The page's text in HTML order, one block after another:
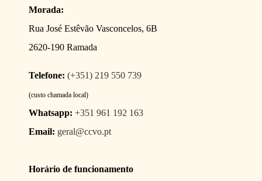
Morada:
Rua José Estêvão Vasconcelos, 6B
2620-190 Ramada
Telefone: (+351) 219 550 739
(custo chamada local)
Whatsapp: +351 961 192 163
Email: geral@ccvo.pt
Horário de funcionamento